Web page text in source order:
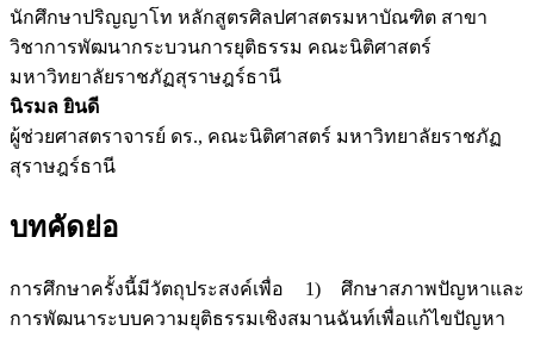
นักศึกษาปริญญาโท หลักสูตรศิลปศาสตรมหาบัณฑิต สาขา
วิชาการพัฒนากระบวนการยุติธรรม คณะนิติศาสตร์
มหาวิทยาลัยราชภัฏสุราษฎร์ธานี
นิรมล ยินดี
ผู้ช่วยศาสตราจารย์ ดร., คณะนิติศาสตร์ มหาวิทยาลัยราชภัฏ
สุราษฎร์ธานี
บทคัดย่อ
การศึกษาครั้งนี้มีวัตถุประสงค์เพื่อ 1) ศึกษาสภาพปัญหาและ
การพัฒนาระบบความยุติธรรมเชิงสมานฉันท์เพื่อแก้ไขปัญหา